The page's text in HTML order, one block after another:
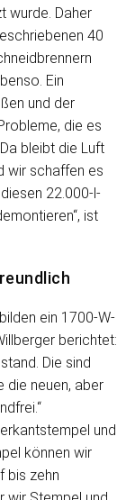
wurde. Daher
40
Ein
und der
die es
bleibt die Luft
wir schaffen es
22.000-l-
ist
ein 1700-W-
berichtet:
Die sind
die neuen, aber
und
können wir
bis zehn